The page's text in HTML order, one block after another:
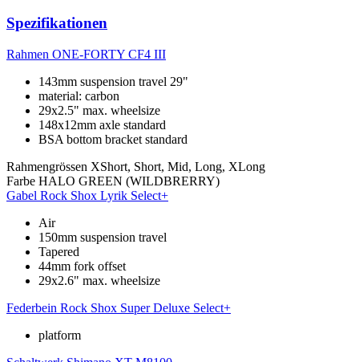
Spezifikationen
Rahmen ONE-FORTY CF4 III
143mm suspension travel 29"
material: carbon
29x2.5" max. wheelsize
148x12mm axle standard
BSA bottom bracket standard
Rahmengrössen XShort, Short, Mid, Long, XLong
Farbe HALO GREEN (WILDBRERRY)
Gabel Rock Shox Lyrik Select+
Air
150mm suspension travel
Tapered
44mm fork offset
29x2.6" max. wheelsize
Federbein Rock Shox Super Deluxe Select+
platform